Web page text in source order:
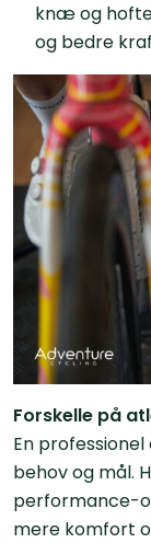
knæ og
og bedre
Forskelle på
En
behov og mål.
performance-
mere komfort